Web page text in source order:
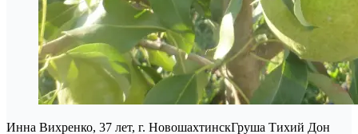
Инна Вихренко, 37 лет, г. НовошахтинскГруша Тихий Дон